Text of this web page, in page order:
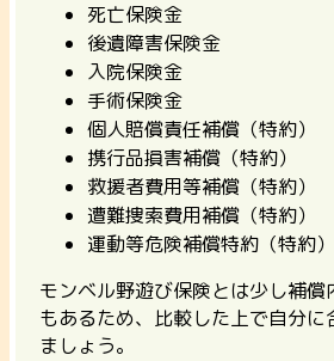
死亡保険金
後遺障害保険金
入院保険金
手術保険金
個人賠償責任補償（特約）
携行品損害補償（特約）
救援者費用等補償（特約）
遭難捜索費用補償（特約）
運動等危険補償特約（特約）
モンベル野遊び保険とは少し補償
もあるため、比較した上で自分に
ましょう。